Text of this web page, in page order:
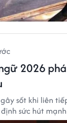
2026
sốt khi liên
sức hút